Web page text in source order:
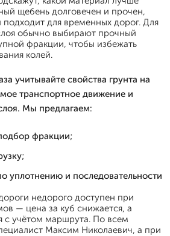
щебень долговечен и прочен,
для временных дорог. Для
обычно выбирают прочный
фракции, чтобы избежать
колей.
учитывайте свойства грунта на
транспортное движение и
Мы предлагаем:
фракции;
уплотнению и последовательности
недорого доступен при
— цена за куб снижается, а
с учётом маршрута. По всем
Максим Николаевич, а при